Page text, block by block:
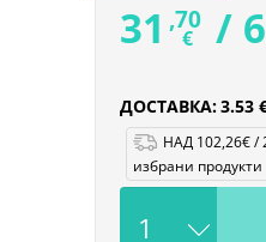
31 ,70
€ /
ДОСТАВКА:3.53
НАД 102,26€/
избрани продукти